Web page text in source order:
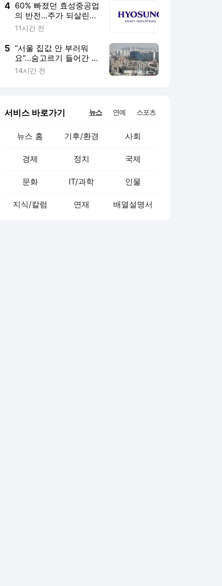
4 60% 빠졌던 효성중공업
의 반전…주가 되살린
‘12조 수주’의 힘 [이주
11시간 전
5 “서울 집값 안 부러워
요”…숨고르기 들어간 사
이 ‘훨훨’ 나는 이 동네
14시간 전
서비스 바로가기 뉴스 연예 스포츠
뉴스 홈 기후/환경 사회
경제 정치 국제
문화 IT/과학 인물
지식/칼럼 연재 배열설명서